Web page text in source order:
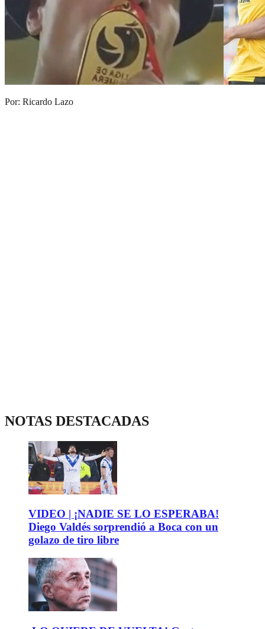
Por: Ricardo Lazo
NOTAS DESTACADAS
VIDEO | ¡NADIE SE LO ESPERABA!
Diego Valdés sorprendió a Boca con un
golazo de tiro libre